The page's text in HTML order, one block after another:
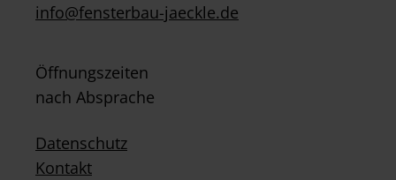
info@fensterbau-jaeckle.de
Öffnungszeiten
nach Absprache
Datenschutz
Kontakt